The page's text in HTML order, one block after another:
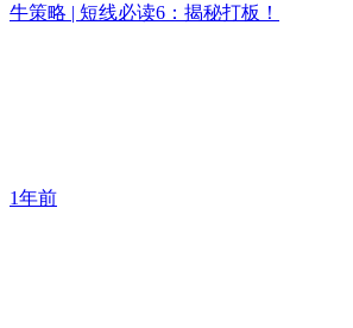
牛策略 | 短线必读6：揭秘打板！
1年前